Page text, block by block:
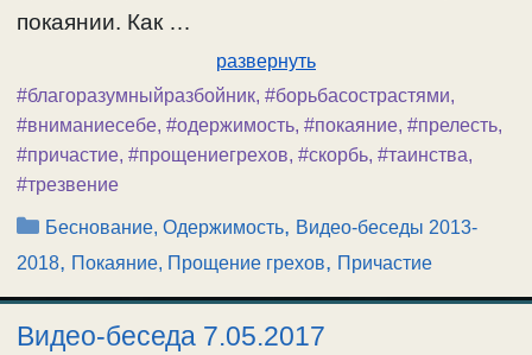
покаянии. Как …
развернуть
#благоразумныйразбойник, #борьбасострастями,
#вниманиесебе, #одержимость, #покаяние, #прелесть,
#причастие, #прощениегрехов, #скорбь, #таинства,
#трезвение
Рубрики
Беснование, Одержимость, Видео-беседы 2013-
2018, Покаяние, Прощение грехов, Причастие
Видео-беседа 7.05.2017